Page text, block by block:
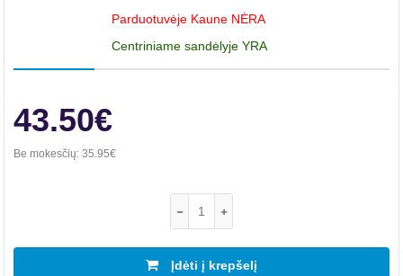
Parduotuvėje Kaune NĖRA
Centriniame sandėlyje YRA
43.50€
Be mokesčių: 35.95€
Įdėti į krepšelį